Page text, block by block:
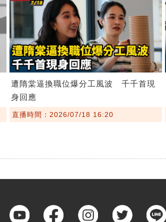
遭隋棠逼換職位爆分工風波 千千首現
身回應
直播時間：2026/07/18 16:20